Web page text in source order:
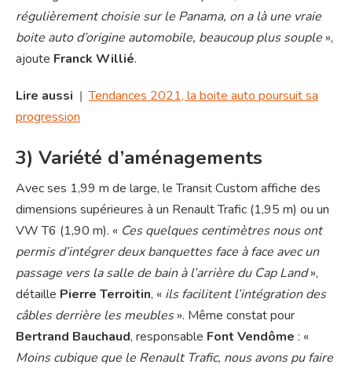
régulièrement choisie sur le Panama, on a là une vraie
boite auto d’origine automobile, beaucoup plus souple »,
ajoute Franck Willié.
Lire aussi | Tendances 2021, la boite auto poursuit sa
progression
3) Variété d’aménagements
Avec ses 1,99 m de large, le Transit Custom affiche des
dimensions supérieures à un Renault Trafic (1,95 m) ou un
VW T6 (1,90 m). « Ces quelques centimètres nous ont
permis d’intégrer deux banquettes face à face avec un
passage vers la salle de bain à l’arrière du Cap Land»,
détaille Pierre Terroitin, « ils facilitent l’intégration des
câbles derrière les meubles». Même constat pour
Bertrand Bauchaud, responsable Font Vendôme : «
Moins cubique que le Renault Trafic, nous avons pu faire